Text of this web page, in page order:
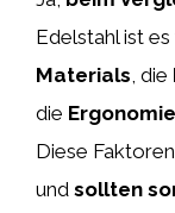
Edelstahl ist es
Materials , die
die
Diese
und sollten